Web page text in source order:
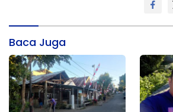
Baca Juga